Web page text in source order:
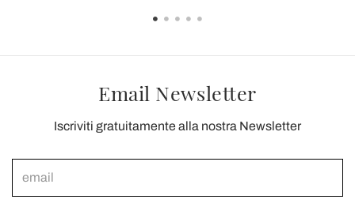
Email Newsletter
Iscriviti gratuitamente alla nostra Newsletter